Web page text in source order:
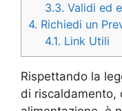
3.3. Validi ed
4. Richiedi un
4.1. Link Utili
Rispettando la
di riscaldamento,